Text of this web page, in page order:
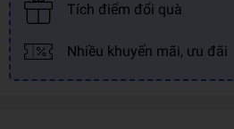
Tích điểm đổi quà
Nhiều khuyến mãi, ưu đãi